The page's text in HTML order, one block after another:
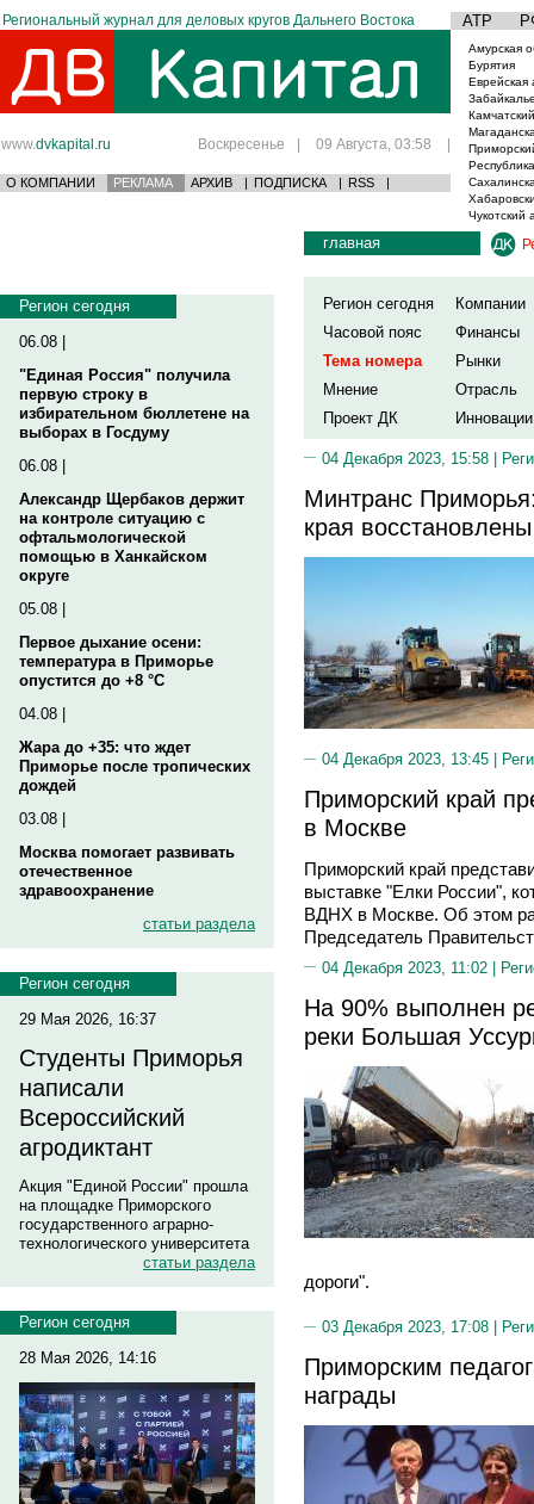
Региональный журнал для деловых кругов Дальнего Востока АТР
www.dvkapital.ru Воскресенье | 09 Августа, 03:58 |
О КОМПАНИИ РЕКЛАМА АРХИВ | ПОДПИСКА | RSS |
Амурская
Бурятия
Еврейская
Чукотский
Регион сегодня
06.08 |
"Единая Россия" получила
первую строку в
избирательном бюллетене на
выборах в Госдуму
06.08 |
Александр Щербаков держит
на контроле ситуацию с
офтальмологической
помощью в Ханкайском
округе
05.08 |
Первое дыхание осени:
температура в Приморье
опустится до +8 °C
04.08 |
Жара до +35: что ждет
Приморье после тропических
дождей
03.08 |
Москва помогает развивать
отечественное
здравоохранение
статьи раздела
Регион сегодня
29 Мая 2026, 16:37
Студенты Приморья
написали
Всероссийский
агродиктант
Акция "Единой России" прошла
на площадке Приморского
государственного аграрно-
технологического университета
статьи раздела
Регион сегодня
28 Мая 2026, 14:16
главная
Регион сегодня
Компании
Часовой пояс
Финансы
Тема номера
Рынки
Мнение
Отрасль
Проект ДК
Инновации
04 Декабря 2023, 15:58 |
Минтранс
края восстановлены
04 Декабря 2023, 13:45 |
Приморский край
в Москве
Приморский край
выставке "Елки России",
ВДНХ в Москве. Об этом
Председатель
04 Декабря 2023, 11:02 |
На 90% выполнен
реки Большая
дороги".
03 Декабря 2023, 17:08 |
Приморским
награды